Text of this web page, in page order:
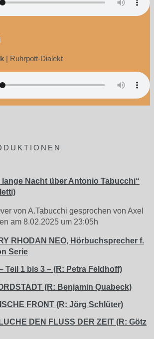
| Ruhrpott-Dialekt
lange Nacht über Antonio Tabucchi“
von A.Tabucchi gesprochen von Axel
am 8.02.2025 um 23:05h
RHODAN NEO, Hörbuchsprecher f.
Serie
Teil 1 bis 3 – (R: Petra Feldhoff)
(R: Benjamin Quabeck)
FRONT (R: Jörg Schlüter)
DEN FLUSS DER ZEIT (R: Götz